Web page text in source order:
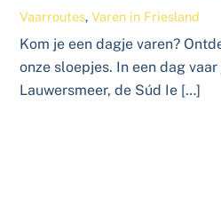
Vaarroutes,Varen in Friesland
Kom je een dagje varen?
onze sloepjes. In een dag
Lauwersmeer, de Súd Ie […]